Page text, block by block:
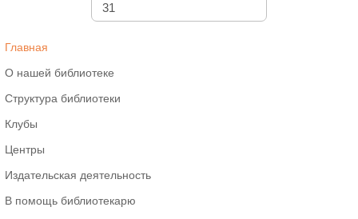
31
Главная
О нашей библиотеке
Структура библиотеки
Клубы
Центры
Издательская деятельность
В помощь библиотекарю